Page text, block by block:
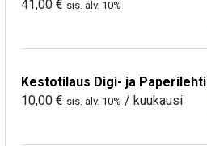
41,00 € sis. alv. 10%
Kestotilaus Digi- ja Paperilehti
10,00 € sis. alv. 10% / kuukausi